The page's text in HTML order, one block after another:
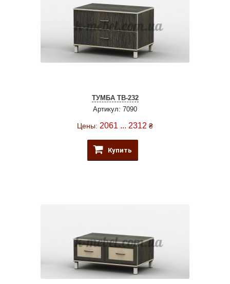
ТУМБА ТВ-232
Артикул: 7090
Цены: 2061 ... 2312 ₴
Купить